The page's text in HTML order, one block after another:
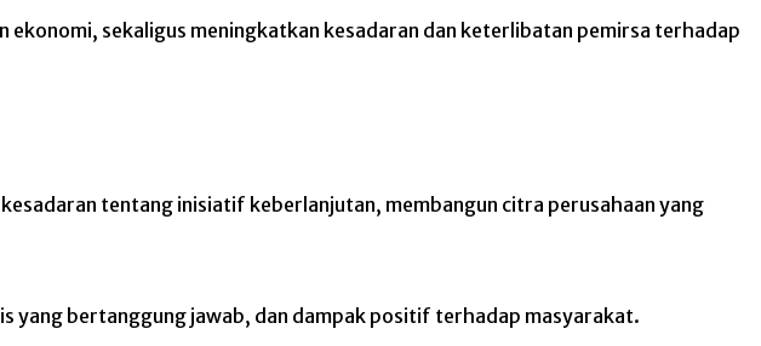
sekaligus meningkatkan kesadaran dan keterlibatan pemirsa terhadap
tentang inisiatif keberlanjutan, membangun citra perusahaan yang
yang bertanggung jawab, dan dampak positif terhadap masyarakat.